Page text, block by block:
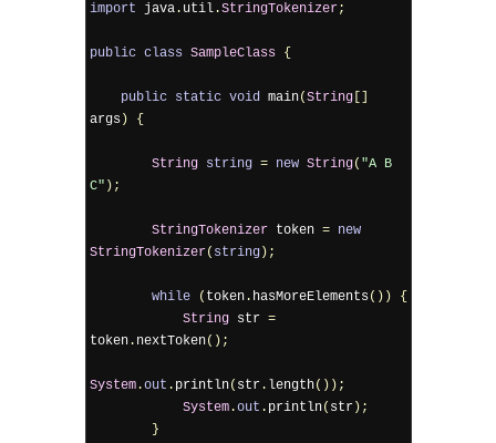
import java. util.StringTokenizer;
public class SampleClass {
public static void main(String[]
args) {
String string = new String( "A B
C" );
StringTokenizer token =
new
StringTokenizer( string);
while ( token. hasMoreElements())
{
String str =
token. nextToken();
System.out . println( str. length());
System.out . println( str);
}